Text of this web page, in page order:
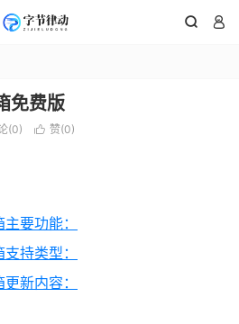
 
免费版
(0)  赞(0)
要功能：
持类型：
新内容：